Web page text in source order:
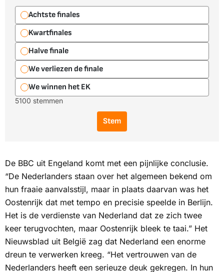
Achtste finales
Kwartfinales
Halve finale
We verliezen de finale
We winnen het EK
5100 stemmen
Stem
De BBC uit Engeland komt met een pijnlijke conclusie.
“De Nederlanders staan over het algemeen bekend om
hun fraaie aanvalsstijl, maar in plaats daarvan was het
Oostenrijk dat met tempo en precisie speelde in Berlijn.
Het is de verdienste van Nederland dat ze zich twee
keer terugvochten, maar Oostenrijk bleek te taai.” Het
Nieuwsblad uit België zag dat Nederland een enorme
dreun te verwerken kreeg. “Het vertrouwen van de
Nederlanders heeft een serieuze deuk gekregen. In hun